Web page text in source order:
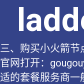
三、购买小火箭节
官网打开：
适的套餐服务商一